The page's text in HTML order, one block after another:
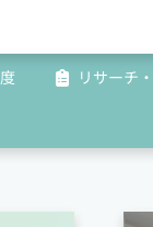
リサーチ